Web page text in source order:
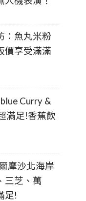
：魚丸米粉
價享受滿滿
Curry &
滿足!香蕉飲
摩沙北海岸
三芝、萬
足!